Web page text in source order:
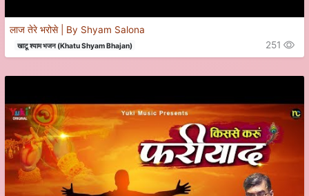
लाज तेरे भरोसे | By Shyam Salona
खाटू श्याम भजन (Khatu Shyam Bhajan) 251